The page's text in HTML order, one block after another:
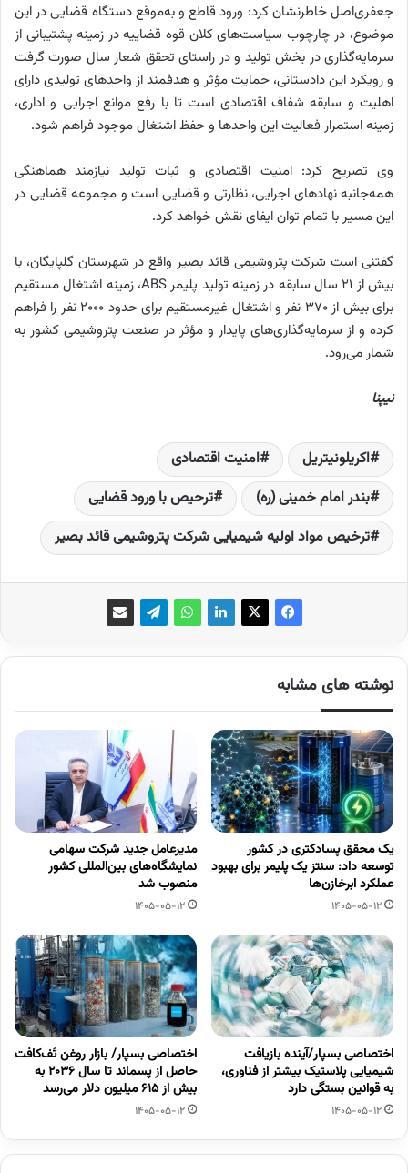
جعفری‌اصل خاطرنشان کرد: ورود قاطع و به‌موقع دستگاه قضایی در این
موضوع، در چارچوب سیاست‌های کلان قوه قضاییه در زمینه پشتیبانی از
سرمایه‌گذاری در بخش تولید و در راستای تحقق شعار سال صورت گرفت
و رویکرد این دادستانی، حمایت مؤثر و هدفمند از واحد‌های تولیدی دارای
اهلیت و سابقه شفاف اقتصادی است تا با رفع موانع اجرایی و اداری،
زمینه استمرار فعالیت این واحد‌ها و حفظ اشتغال موجود فراهم شود.
وی تصریح کرد: امنیت اقتصادی و ثبات تولید نیازمند هماهنگی
همه‌جانبه نهاد‌های اجرایی، نظارتی و قضایی است و مجموعه قضایی در
این مسیر با تمام توان ایفای نقش خواهد کرد.
گفتنی است شرکت پتروشیمی قائد بصیر واقع در شهرستان گلپایگان، با
بیش از ۲۱ سال سابقه در زمینه تولید پلیمر ABS، زمینه اشتغال مستقیم
برای بیش از ۳۷۰ نفر و اشتغال غیرمستقیم برای حدود ۲۰۰۰ نفر را فراهم
کرده و از سرمایه‌گذاری‌های پایدار و مؤثر در صنعت پتروشیمی کشور به
شمار می‌رود.
نیپنا
اکریلونیتریل
امنیت اقتصادی
بندر امام خمینی (ره)
ترحیص با ورود قضایی
ترخیص مواد اولیه شیمیایی شرکت پتروشیمی قائد بصیر
نوشته های مشابه
یک محقق پسادکتری در کشور
توسعه داد: سنتز یک پلیمر برای بهبود
عملکرد ابرخازن‌ها
1405-05-12
مدیرعامل جدید شرکت سهامی
نمایشگاه‌های بین‌المللی کشور
منصوب شد
1405-05-12
اختصاصی بسپار/آینده بازیافت
شیمیایی پلاستیک بیشتر از فناوری،
به قوانین بستگی دارد
1405-05-12
اختصاصی بسپار/ بازار روغن تَف‌کافت
حاصل از پسماند تا سال ۲۰۳۶ به
بیش از ۶۱۵ میلیون دلار می‌رسد
1405-05-12